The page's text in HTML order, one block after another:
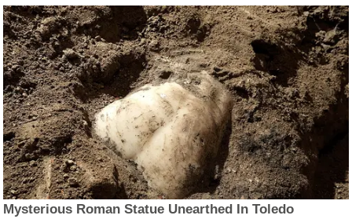
Mysterious Roman Statue Unearthed In Toledo